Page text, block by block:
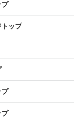
プ
トップ
プ
プ